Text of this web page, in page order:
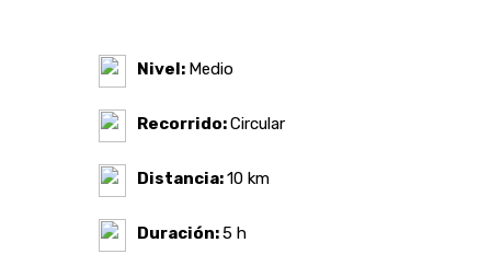
Nivel: Medio
Recorrido:Circular
Distancia:10 km
Duración:5 h